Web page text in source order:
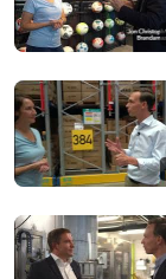
Binge Central